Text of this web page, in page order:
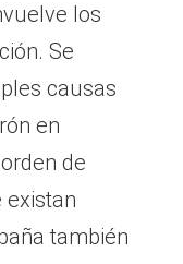
los
Se
causas
en
de
existan
también